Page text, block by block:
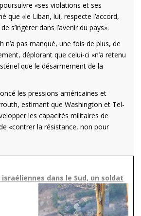
«ses violations et ses
que «le Liban, lui, respecte l’accord,
s’ingérer dans l’avenir du pays».
n’a pas manqué, une fois de plus, de
déplorant que celui-ci «n’a retenu
que le désarmement de la
les pressions américaines et
estimant que Washington et Tel-
les capacités militaires de
«contrer la résistance, non pour
dans le Sud, un soldat